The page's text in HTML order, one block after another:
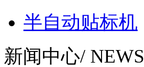
半自动贴标机
新闻中心/ NEWS